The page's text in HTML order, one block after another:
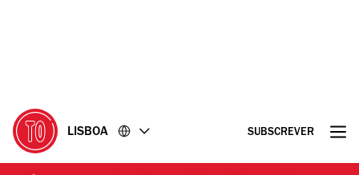
LISBOA SUBSCREVER